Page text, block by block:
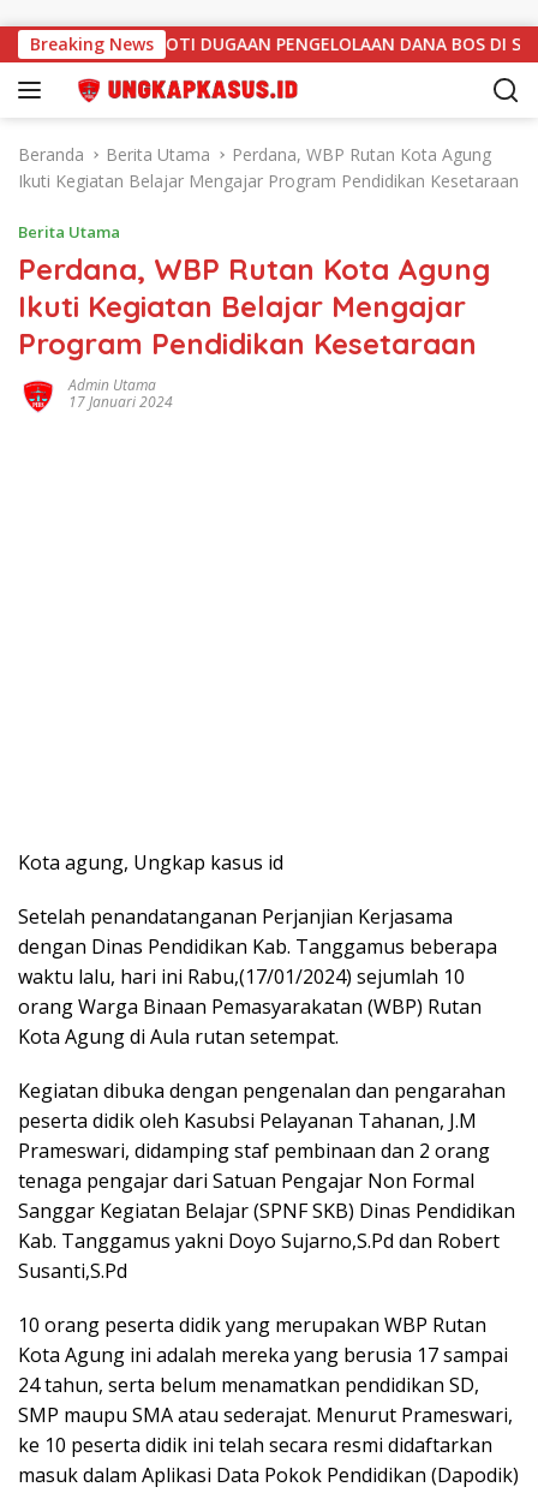
Breaking News
SOROTI DUGAAN PENGELOLAAN DANA BOS DI SMK
Beranda Berita Utama
Perdana, WBP Rutan Kota Agung
Ikuti Kegiatan Belajar Mengajar Program Pendidikan Kesetaraan
Berita Utama
Perdana, WBP Rutan Kota Agung
Ikuti Kegiatan Belajar Mengajar
Program Pendidikan Kesetaraan
Admin Utama
17 Januari 2024
Kota agung, Ungkap kasus id
Setelah penandatanganan Perjanjian Kerjasama
dengan Dinas Pendidikan Kab. Tanggamus beberapa
waktu lalu, hari ini Rabu,(17/01/2024) sejumlah 10
orang Warga Binaan Pemasyarakatan (WBP) Rutan
Kota Agung di Aula rutan setempat.
Kegiatan dibuka dengan pengenalan dan pengarahan
peserta didik oleh Kasubsi Pelayanan Tahanan, J.M
Prameswari, didamping staf pembinaan dan 2 orang
tenaga pengajar dari Satuan Pengajar Non Formal
Sanggar Kegiatan Belajar (SPNF SKB) Dinas Pendidikan
Kab. Tanggamus yakni Doyo Sujarno,S.Pd dan Robert
Susanti,S.Pd
10 orang peserta didik yang merupakan WBP Rutan
Kota Agung ini adalah mereka yang berusia 17 sampai
24 tahun, serta belum menamatkan pendidikan SD,
SMP maupu SMA atau sederajat. Menurut Prameswari,
ke 10 peserta didik ini telah secara resmi didaftarkan
masuk dalam Aplikasi Data Pokok Pendidikan (Dapodik)